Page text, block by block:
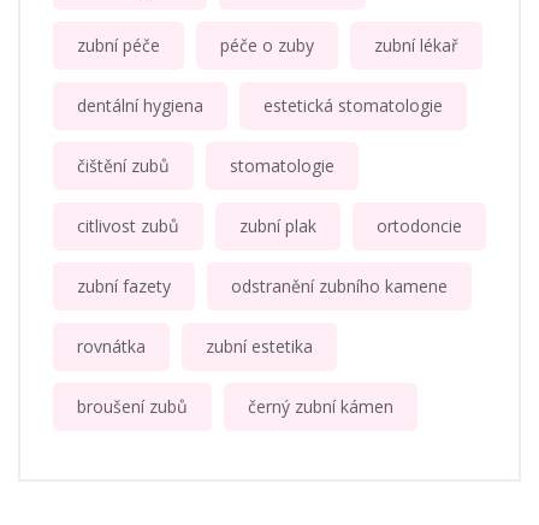
zubní péče péče o zuby zubní lékař
dentální hygiena estetická stomatologie
čištění zubů stomatologie
citlivost zubů zubní plak ortodoncie
zubní fazety odstranění zubního kamene
rovnátka zubní estetika
broušení zubů černý zubní kámen